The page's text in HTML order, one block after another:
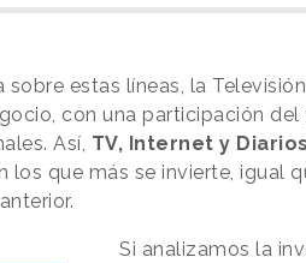
estas líneas, la
con una participación del
Así, TV, Internet y Diarios
los que más se invierte, igual
Si analizamos la